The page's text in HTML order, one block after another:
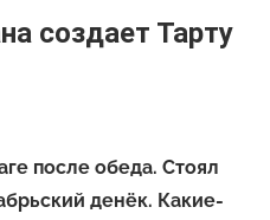
создает Тарту
после обеда. Стоял
денёк. Какие-